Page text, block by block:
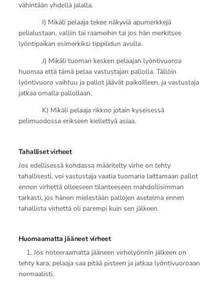
vähintään yhdellä jalalla.
I) Mikäli pelaaja tekee näkyviä apumerkkejä
pelialustaan, valliin tai raameihin tai jos hän merkitsee
lyöntipaikan esimerkiksi tippilidun avulla.
J) Mikäli tuomari kesken pelaajan lyöntivuoroa
huomaa että tämä pelaa vastustajan pallolla. Tällöin
lyöntivuoro vaihtuu ja pallot jäävät paikoilleen, ja vastustaja
jatkaa omalla pallollaan.
K) Mikäli pelaaja rikkoo jotain kyseisessä
pelimuodossa erikseen kiellettyä asiaa.
Tahalliset virheet
Jos edellisessä kohdassa määritelty virhe on tehty
tahallisesti, voi vastustaja vaatia tuomaria laittamaan pallot
ennen virhettä olleeseen tilanteeseen mahdollisimman
tarkasti, jos hänen mielestään pallojen asetelma ennen
tahallista virhettä oli parempi kuin sen jälkeen.
Huomaamatta jääneet virheet
1. Jos noteeraamatta jääneen virhelyönnin jälkeen on
tehty kara, pelaaja saa pitää pisteen ja jatkaa lyöntivuoroaan
normaalisti.